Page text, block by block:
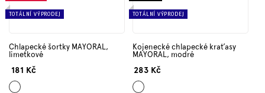
TOTÁLNÍ VÝPRODEJ
Chlapecké šortky MAYORAL,
limetkové
181 Kč
Zelená
TOTÁLNÍ VÝPRODEJ
Kojenecké chlapecké kraťasy
MAYORAL, modré
283 Kč
Modrá